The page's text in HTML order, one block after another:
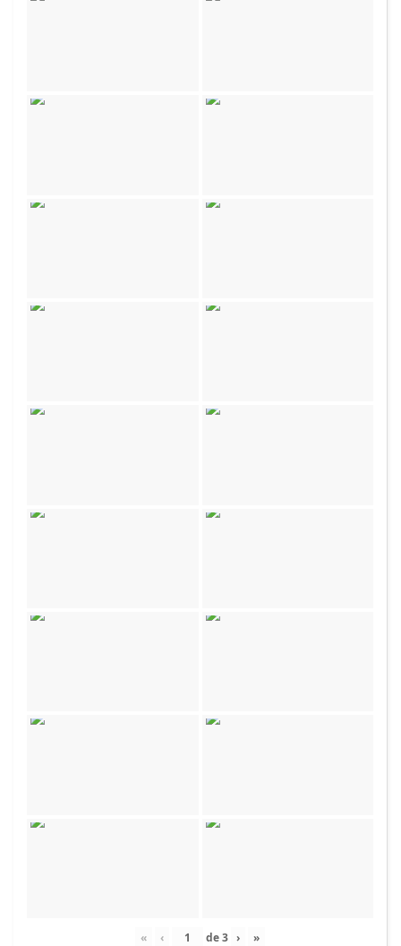
« ‹ de3 › »